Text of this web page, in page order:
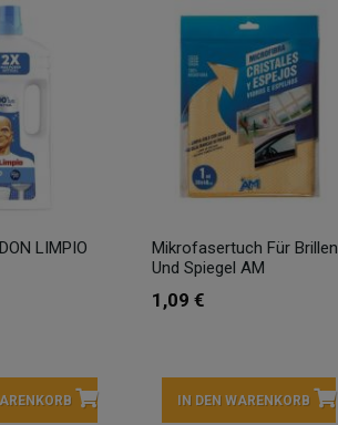
LIMPIO
Mikrofasertuch Für Brillen
Und Spiegel AM
1,09 €
IN DEN WARENKORB